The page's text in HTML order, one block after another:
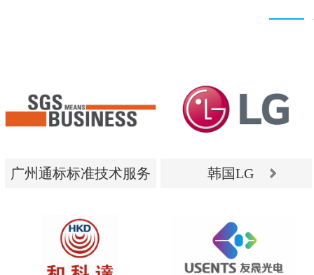
广州通标标准技术服务
广州通标标准技术服务
韩国LG
韩国LG